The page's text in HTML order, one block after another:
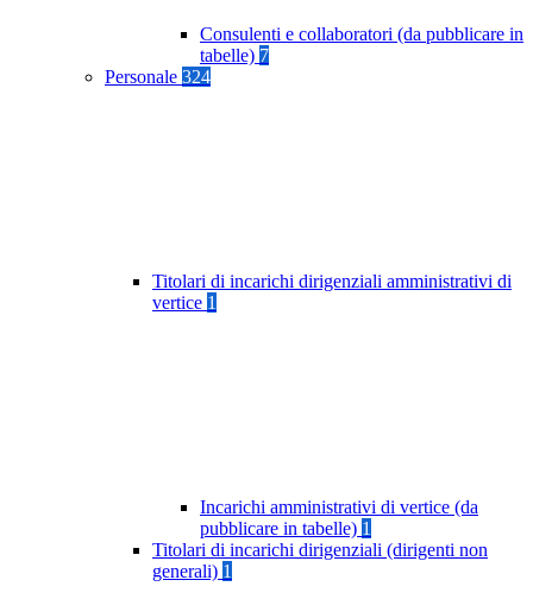
Consulenti e collaboratori (da pubblicare in
tabelle) 7
Personale 324
Titolari di incarichi dirigenziali amministrativi di
vertice 1
Incarichi amministrativi di vertice (da
pubblicare in tabelle) 1
Titolari di incarichi dirigenziali (dirigenti non
generali) 1